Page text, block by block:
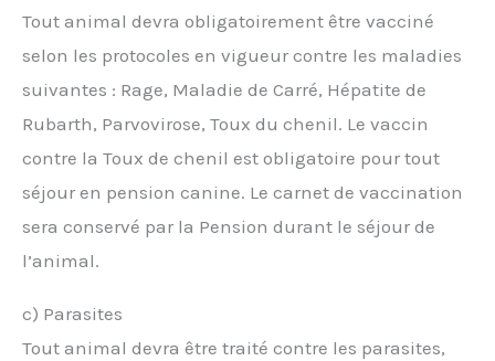
Tout animal devra obligatoirement être vacciné
selon les protocoles en vigueur contre les maladies
suivantes : Rage, Maladie de Carré, Hépatite de
Rubarth, Parvovirose, Toux du chenil. Le vaccin
contre la Toux de chenil est obligatoire pour tout
séjour en pension canine. Le carnet de vaccination
sera conservé par la Pension durant le séjour de
l’animal.
c) Parasites
Tout animal devra être traité contre les parasites,